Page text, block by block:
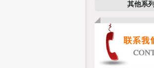
其他系列